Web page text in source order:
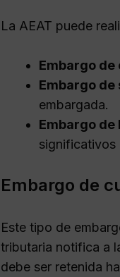
La AEAT puede
Embargo de
Embargo de
embargada.
Embargo de
significativos
Embargo de
Este tipo de
tributaria notifica a
debe ser retenida